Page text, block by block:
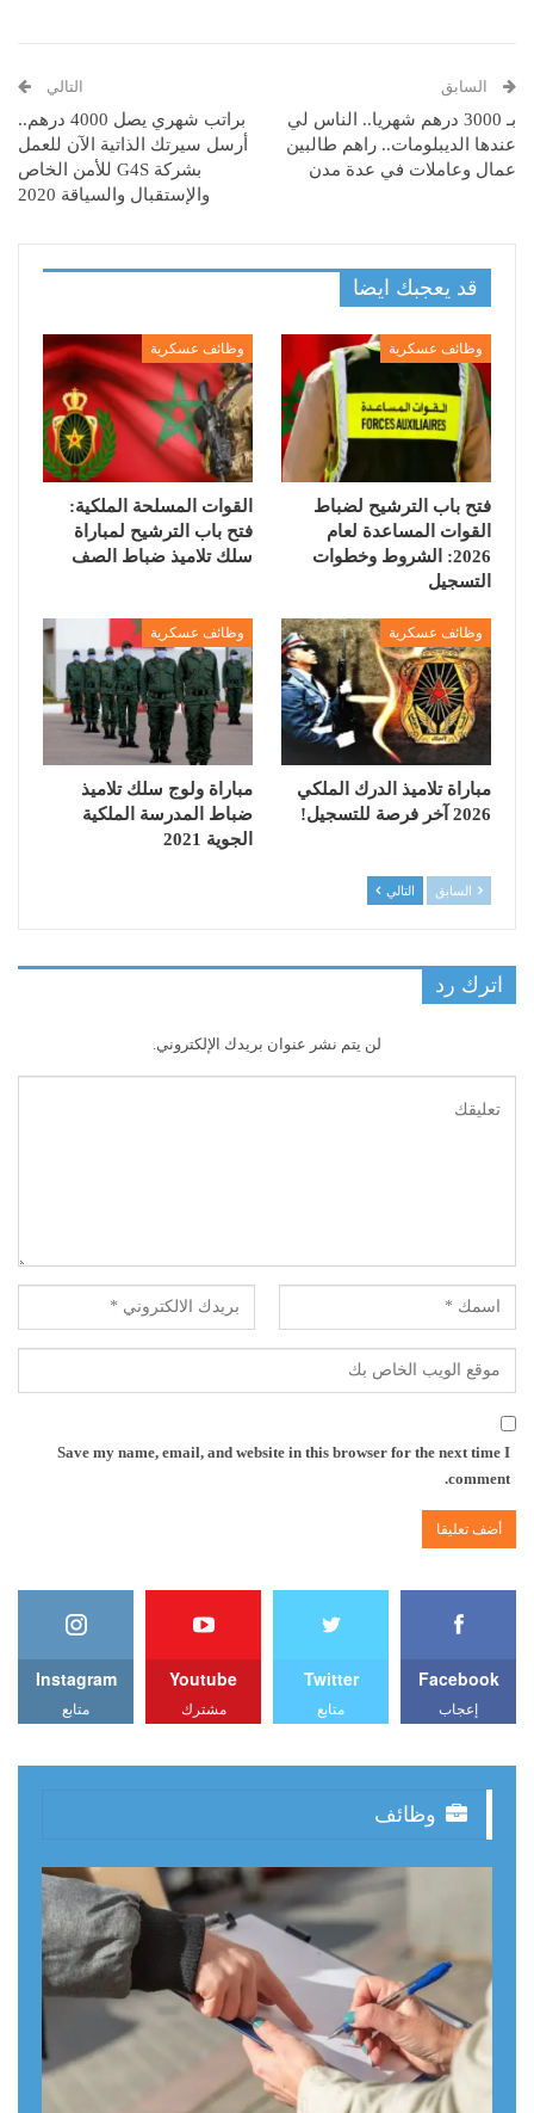
السابق
بـ 3000 درهم شهريا.. الناس لي
عندها الديبلومات.. راهم طالبين
عمال وعاملات في عدة مدن
التالي
براتب شهري يصل 4000 درهم..
أرسل سيرتك الذاتية الآن للعمل
بشركة G4S للأمن الخاص
والإستقبال والسياقة 2020
قد يعجبك ايضا
وظائف عسكرية
فتح باب الترشيح لضباط
القوات المساعدة لعام
2026: الشروط وخطوات
التسجيل
وظائف عسكرية
القوات المسلحة الملكية:
فتح باب الترشيح لمباراة
سلك تلاميذ ضباط الصف
وظائف عسكرية
مباراة تلاميذ الدرك الملكي
2026 آخر فرصة للتسجيل!
وظائف عسكرية
مباراة ولوج سلك تلاميذ
ضباط المدرسة الملكية
الجوية 2021
السابق التالي
اترك رد
لن يتم نشر عنوان بريدك الإلكتروني.
Save my name, email, and website in this browser for the next time I
comment.
Facebook
إعجاب
Twitter
متابع
Youtube
مشترك
Instagram
متابع
وظائف